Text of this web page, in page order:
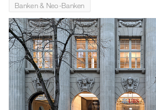
Banken & Neo-Banken